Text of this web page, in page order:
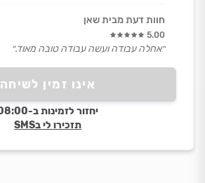
אינו זמין לשיחה
יחזור לזמינות ב-08:00
תזכירו לי בSMS
חוות דעת מבית שאן
5.00
״אחלה עבודה ועשה עבודה טובה מאוד.״